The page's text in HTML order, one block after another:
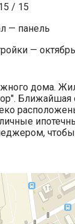
/ 15
— панель
—
дома.
Ближайшая
чтобы